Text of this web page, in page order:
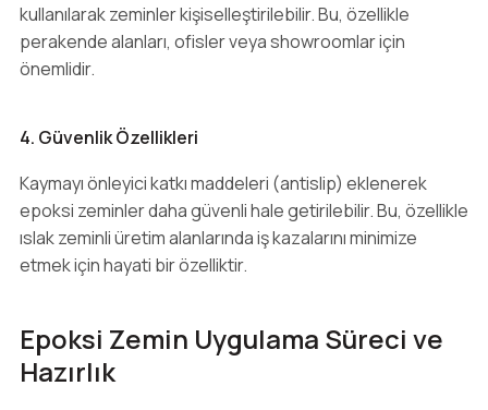
kullanılarak zeminler kişiselleştirilebilir. Bu, özellikle
perakende alanları, ofisler veya showroomlar için
önemlidir.
4. Güvenlik Özellikleri
Kaymayı önleyici katkı maddeleri (antislip) eklenerek
epoksi zeminler daha güvenli hale getirilebilir. Bu, özellikle
ıslak zeminli üretim alanlarında iş kazalarını minimize
etmek için hayati bir özelliktir.
Epoksi Zemin Uygulama Süreci ve
Hazırlık